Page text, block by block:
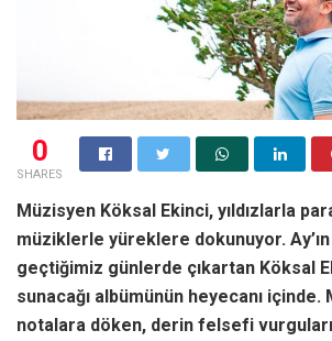
0
SHARES
Müzisyen Köksal Ekinci, yıldızlarla
müziklerle yüreklere dokunuyor.
geçtiğimiz günlerde çıkartan Köksal
sunacağı albümünün heyecanı içinde.
notalara döken, derin felsefi